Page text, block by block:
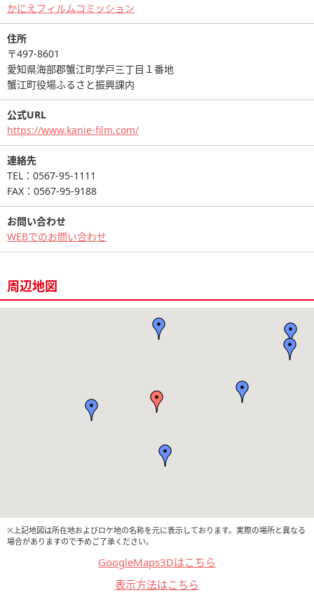
かにえフィルムコミッション
住所
〒497-8601
愛知県海部郡蟹江町学戸三丁目１番地
蟹江町役場ふるさと振興課内
公式URL
https://www.kanie-film.com/
連絡先
TEL：0567-95-1111
FAX：0567-95-9188
お問い合わせ
WEBでのお問い合わせ
周辺地図
※上記地図は所在地およびロケ地の名称を元に表示しております。実際の場所と異なる
場合がありますので予めご了承ください。
GoogleMaps3Dはこちら
表示方法はこちら